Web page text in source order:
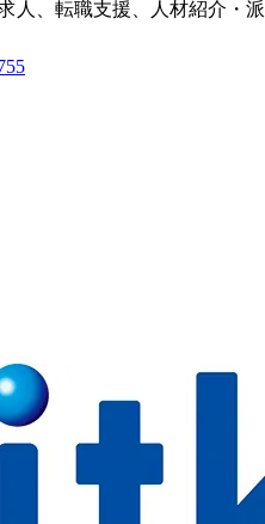
人、転職支援、人材紹介・派